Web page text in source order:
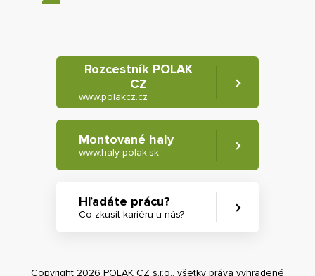
Rozcestník POLAK
CZ
www.polakcz.cz
Montované haly
www.haly-polak.sk
Hľadáte prácu?
Co zkusit kariéru u nás?
Copyright 2026 POLAK CZ s.r.o., všetky práva vyhradené